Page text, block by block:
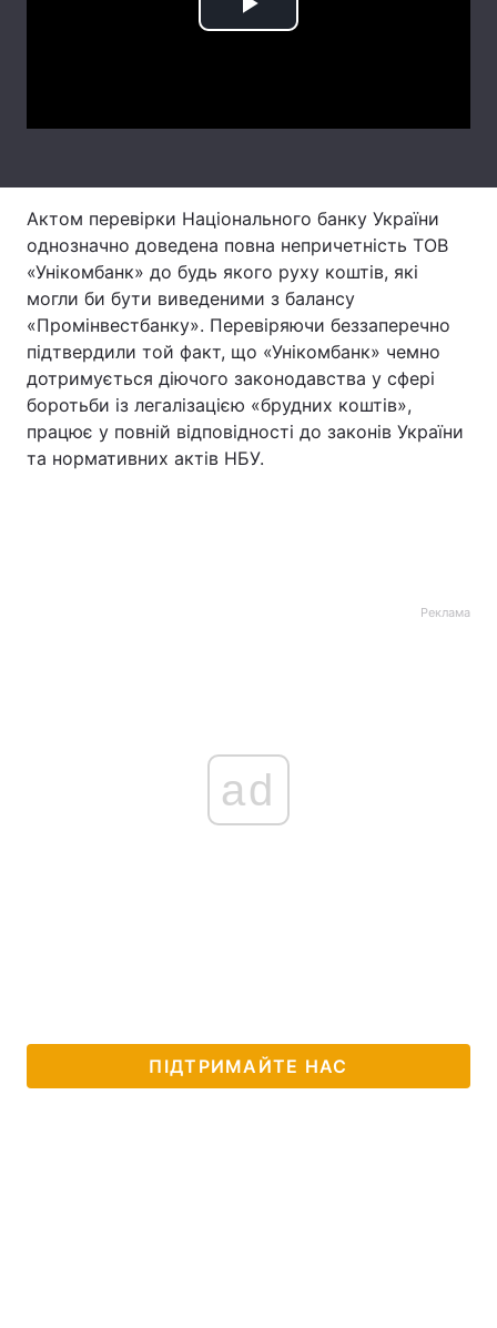
Тема оформлення
Play
Актом перевірки Національного банку України
однозначно доведена повна непричетність ТОВ
«Унікомбанк» до будь якого руху коштів, які
могли би бути виведеними з балансу
«Промінвестбанку». Перевіряючи беззаперечно
підтвердили той факт, що «Унікомбанк» чемно
дотримується діючого законодавства у сфері
боротьби із легалізацією «брудних коштів»,
працює у повній відповідності до законів України
та нормативних актів НБУ.
Реклама
ad
ПІДТРИМАЙТЕ НАС